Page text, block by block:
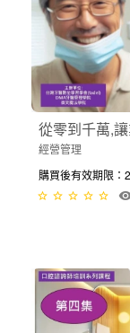
從零到千萬,
經營管理
購買後有效期限：